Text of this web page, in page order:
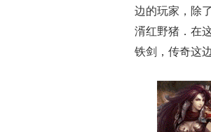
边的玩家，除
湑红野猪．在
铁剑，传奇这